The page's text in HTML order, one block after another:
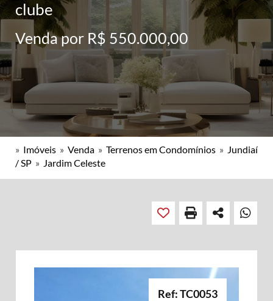
clube
Venda por R$ 550.000,00
» Imóveis » Venda » Terrenos em Condomínios » Jundiaí
/ SP » Jardim Celeste
Ref: TC0053